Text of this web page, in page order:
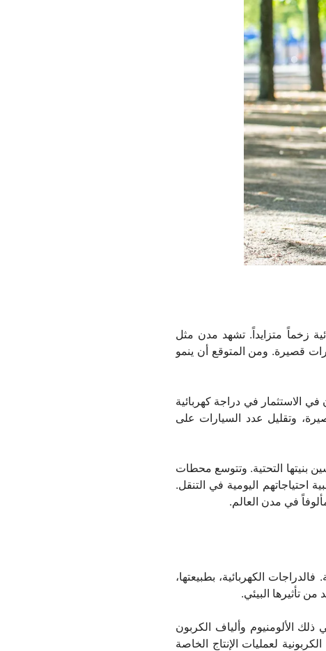
زخماً متزايداً. تشهد مدن مثل
قصيرة. ومن المتوقع أن ينمو
في الاستثمار في دراجة كهربائية
وتقليل عدد السيارات على
بنيتها التحتية. وتتوسع محطات
احتياجاتهم اليومية في التنقل.
في مدن العالم.
الكهربائية، بطبيعتها،
تأثيرها البيئي.
ذلك الألومنيوم وألياف الكربون
لعمليات الإنتاج الخاصة